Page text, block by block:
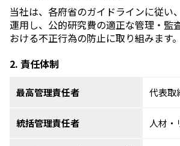
当社は、各府省のガイドラインに従い
運用し、公的研究費の適正な管理・監
おける不正行為の防止に取り組みます。
2. 責任体制
最高管理責任者 代表取
統括管理責任者 人材・